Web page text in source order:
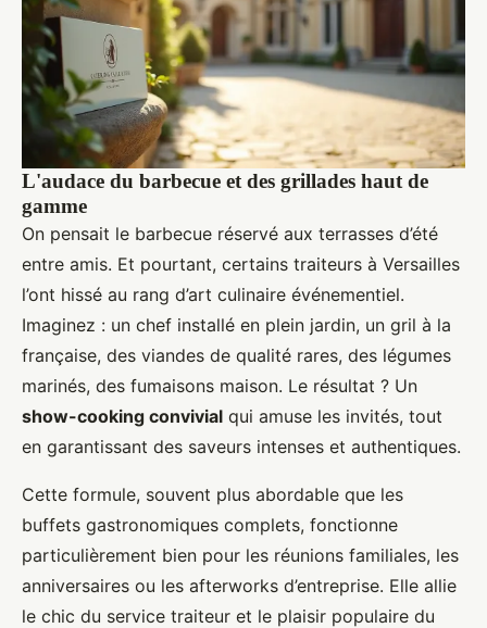
L'audace du barbecue et des grillades haut de
gamme
On pensait le barbecue réservé aux terrasses d’été
entre amis. Et pourtant, certains traiteurs à Versailles
l’ont hissé au rang d’art culinaire événementiel.
Imaginez : un chef installé en plein jardin, un gril à la
française, des viandes de qualité rares, des légumes
marinés, des fumaisons maison. Le résultat ? Un
show-cooking convivial qui amuse les invités, tout
en garantissant des saveurs intenses et authentiques.
Cette formule, souvent plus abordable que les
buffets gastronomiques complets, fonctionne
particulièrement bien pour les réunions familiales, les
anniversaires ou les afterworks d’entreprise. Elle allie
le chic du service traiteur et le plaisir populaire du